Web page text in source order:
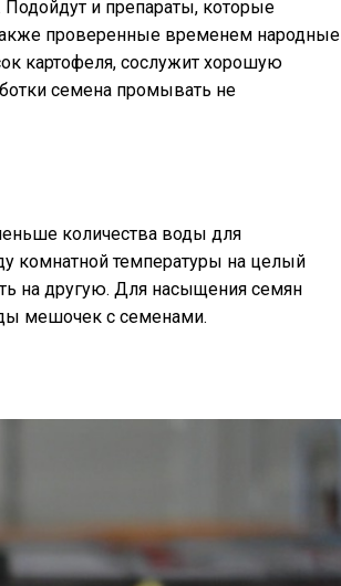
и препараты, которые
проверенные временем народные
картофеля, сослужит хорошую
семена промывать не
количества воды для
комнатной температуры на целый
на другую. Для насыщения семян
мешочек с семенами.